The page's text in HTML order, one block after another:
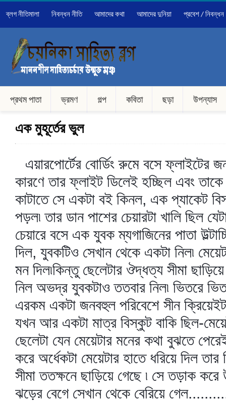
ব্লগ নীতিমালা নিবন্ধন নীতি আমাদের কথা আমাদের দুনিয়া প্রবেশ / নিবন্ধন
প্রথম পাতা ভ্রমণ গল্প কবিতা ছড়া উপন্যাস
এক মুহূর্তের ভুল
এয়ারপোর্টের বোর্ডিং রুমে বসে ফ্লাইটের
কারণে তার ফ্লাইট ডিলেই হচ্ছিল এবং তাকে
কাটাতে সে একটা বই কিনল, এক প্যাকেট
পড়ল৷ তার ডান পাশের চেয়ারটা খালি ছিল
চেয়ারে বসে এক যুবক ম্যগাজিনের পাতা
দিল, যুবকটিও সেখান থেকে একটা নিল৷
মন দিল৷কিন্তু ছেলেটার ঔদ্ধত্য সীমা
নিল অভদ্র যুবকটাও ততবার নিল৷ ভিতরে
এরকম একটা জনবহুল পরিবেশে সীন
যখন আর একটা মাত্র বিস্কুট বাকি ছিল-
ছেলেটা যেন মেয়েটার মনের কথা বুঝতে
করে অর্ধেকটা মেয়েটার হাতে ধরিয়ে দিল
সীমা ততক্ষনে ছাড়িয়ে গেছে ৷ সে তড়াক করে
ঝড়ের বেগে সেখান থেকে বেরিয়ে